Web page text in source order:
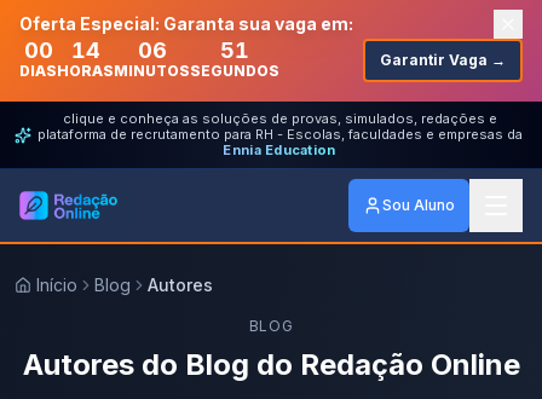
Oferta Especial: Garanta sua vaga em:
00
DIAS
14
HORAS
06
MINUTOS
51
SEGUNDOS
Garantir Vaga →
clique e conheça as soluções de provas, simulados, redações e
plataforma de recrutamento para RH - Escolas, faculdades e empresas da
Ennia Education
Sou Aluno
Início Blog Autores
BLOG
Autores do Blog do Redação Online